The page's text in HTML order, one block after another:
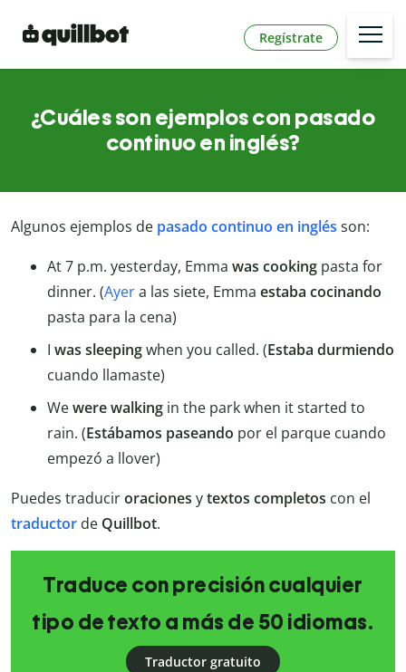
Regístrate
¿Cuáles son ejemplos con pasado
continuo en inglés?
Algunos ejemplos de pasado continuo en inglés son:
At 7 p.m. yesterday, Emma was cooking pasta for
dinner. (Ayera las siete, Emma estaba cocinando
pasta para la cena)
I was sleepingwhen you called. (Estaba durmiendo
cuando llamaste)
Wewere walking in the park when it started to
rain. (Estábamos paseando por el parque cuando
empezó a llover)
Puedes traduciroraciones ytextos completos con el
traductor de Quillbot.
Traduce con precisión cualquier
tipo de texto a más de 50 idiomas.
Traductor gratuito